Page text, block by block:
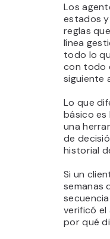
Los
estados
reglas
línea
todo lo
con todo
siguiente
Lo que
básico es
una
de
historial
Si un
semanas
verificó
por qué